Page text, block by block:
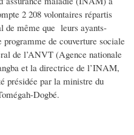
2 208 volontaires répartis
de même que leurs ayants-
de couverture sociale
de l’ANVT (Agence nationale
et la directrice de l’INAM,
présidée par la ministre du
Dogbé.